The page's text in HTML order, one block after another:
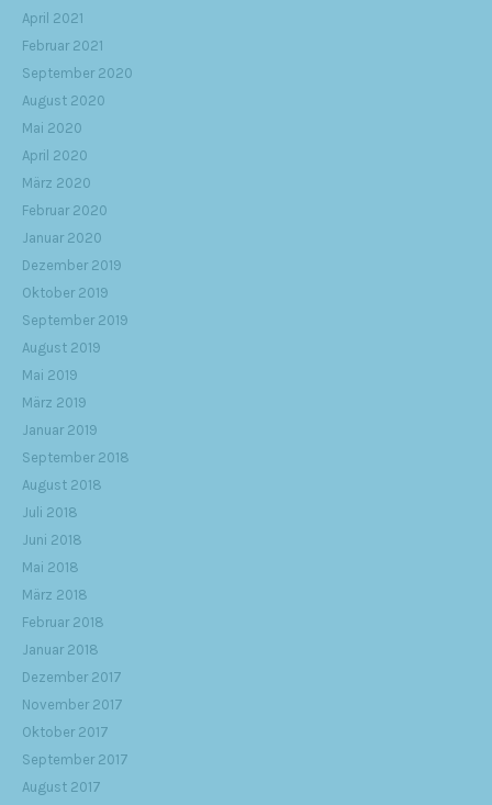
April 2021
Februar 2021
September 2020
August 2020
Mai 2020
April 2020
März 2020
Februar 2020
Januar 2020
Dezember 2019
Oktober 2019
September 2019
August 2019
Mai 2019
März 2019
Januar 2019
September 2018
August 2018
Juli 2018
Juni 2018
Mai 2018
März 2018
Februar 2018
Januar 2018
Dezember 2017
November 2017
Oktober 2017
September 2017
August 2017